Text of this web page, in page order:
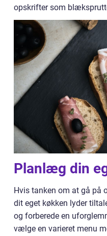
opskrifter som
Planlæg din
Hvis tanken om at gå på
dit eget køkken lyder
og forberede en
vælge en varieret menu